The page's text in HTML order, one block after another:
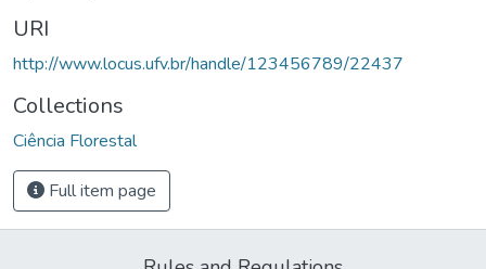
URI
http://www.locus.ufv.br/handle/123456789/22437
Collections
Ciência Florestal
Full item page